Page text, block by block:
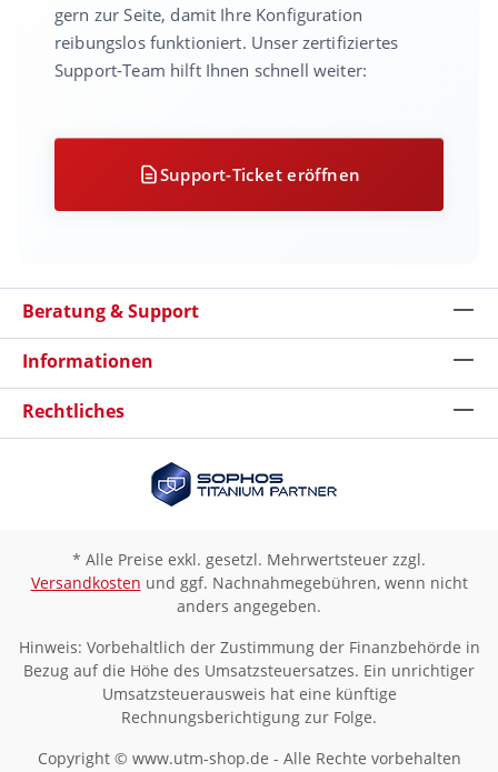
gern zur Seite, damit Ihre Konfiguration
reibungslos funktioniert. Unser zertifiziertes
Support-Team hilft Ihnen schnell weiter:
Support-Ticket eröffnen
Beratung & Support
Informationen
Rechtliches
* Alle Preise exkl. gesetzl. Mehrwertsteuer zzgl.
Versandkosten und ggf. Nachnahmegebühren, wenn nicht
anders angegeben.
Hinweis: Vorbehaltlich der Zustimmung der Finanzbehörde in
Bezug auf die Höhe des Umsatzsteuersatzes. Ein unrichtiger
Umsatzsteuerausweis hat eine künftige
Rechnungsberichtigung zur Folge.
Copyright © www.utm-shop.de - Alle Rechte vorbehalten